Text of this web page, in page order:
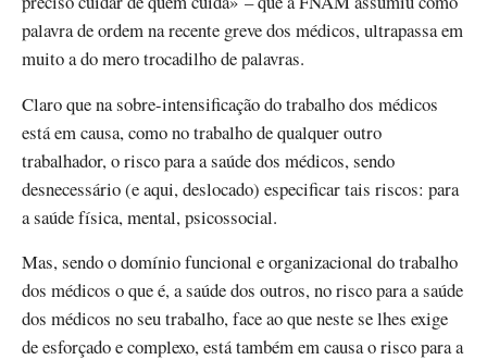
palavra de ordem na recente greve dos médicos, ultrapassa em
muito a do mero trocadilho de palavras.
Claro que na sobre-intensificação do trabalho dos médicos
está em causa, como no trabalho de qualquer outro
trabalhador, o risco para a saúde dos médicos, sendo
desnecessário (e aqui, deslocado) especificar tais riscos: para
a saúde física, mental, psicossocial.
Mas, sendo o domínio funcional e organizacional do trabalho
dos médicos o que é, a saúde dos outros, no risco para a saúde
dos médicos no seu trabalho, face ao que neste se lhes exige
de esforçado e complexo, está também em causa o risco para a